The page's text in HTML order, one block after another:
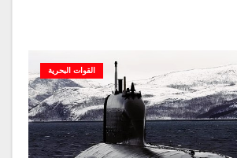
القوات البحرية